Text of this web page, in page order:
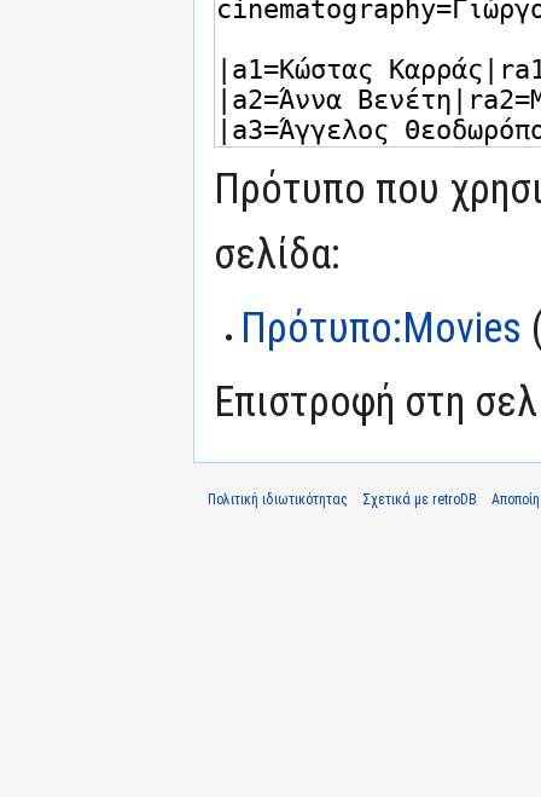
Πρότυπο που
σελίδα:
Πρότυπο:Movies
Επιστροφή στη
Πολιτική ιδιωτικότητας Σχετικά με retroDB